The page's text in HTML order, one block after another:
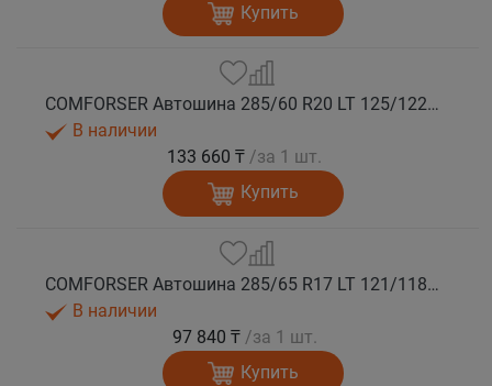
Купить
COMFORSER Автошина 285/60 R20 LT 125/122S CF1100 10PR RWL лето
В наличии
133 660 ₸ /за 1 шт.
Купить
COMFORSER Автошина 285/65 R17 LT 121/118S CF1100 10PR RWL лето
В наличии
97 840 ₸ /за 1 шт.
Купить